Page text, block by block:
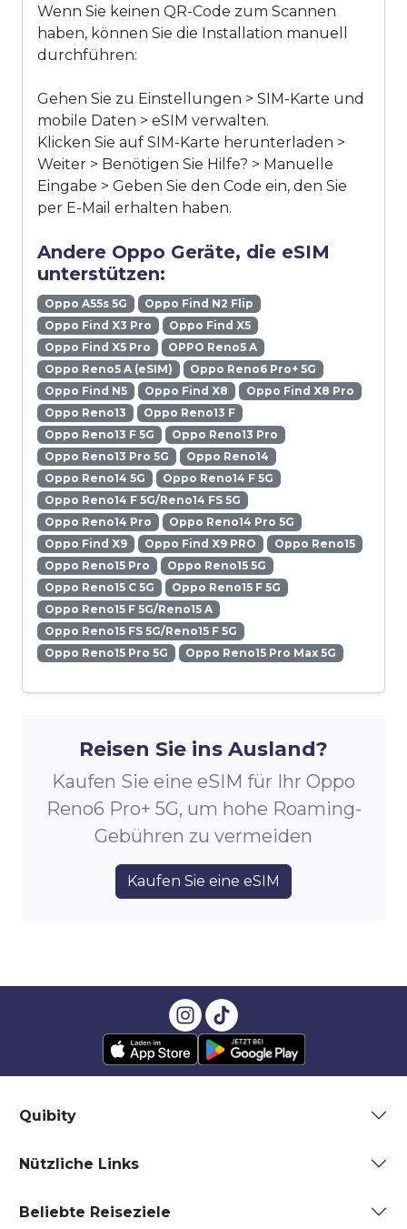
Wenn Sie keinen QR-Code zum Scannen
haben, können Sie die Installation manuell
durchführen:
Gehen Sie zu Einstellungen > SIM-Karte und
mobile Daten > eSIM verwalten.
Klicken Sie auf SIM-Karte herunterladen >
Weiter > Benötigen Sie Hilfe? > Manuelle
Eingabe > Geben Sie den Code ein, den Sie
per E-Mail erhalten haben.
Andere Oppo Geräte, die eSIM
unterstützen:
Oppo A55s 5G
Oppo Find N2 Flip
Oppo Find X3 Pro
Oppo Find X5
Oppo Find X5 Pro
OPPO Reno5 A
Oppo Reno5 A (eSIM)
Oppo Reno6 Pro+ 5G
Oppo Find N5
Oppo Find X8
Oppo Find X8 Pro
Oppo Reno13
Oppo Reno13 F
Oppo Reno13 F 5G
Oppo Reno13 Pro
Oppo Reno13 Pro 5G
Oppo Reno14
Oppo Reno14 5G
Oppo Reno14 F 5G
Oppo Reno14 F 5G/Reno14 FS 5G
Oppo Reno14 Pro
Oppo Reno14 Pro 5G
Oppo Find X9
Oppo Find X9 PRO
Oppo Reno15
Oppo Reno15 Pro
Oppo Reno15 5G
Oppo Reno15 C 5G
Oppo Reno15 F 5G
Oppo Reno15 F 5G/Reno15 A
Oppo Reno15 FS 5G/Reno15 F 5G
Oppo Reno15 Pro 5G
Oppo Reno15 Pro Max 5G
Reisen Sie ins Ausland?
Kaufen Sie eine eSIM für Ihr Oppo
Reno6 Pro+ 5G, um hohe Roaming-
Gebühren zu vermeiden
Kaufen Sie eine eSIM
Quibity
Nützliche Links
Beliebte Reiseziele